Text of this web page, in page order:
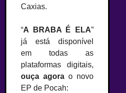
Caxias.
“A BRABA É ELA”
já está disponível
em todas as
plataformas digitais,
ouça agora o novo
EP de Pocah: